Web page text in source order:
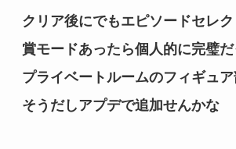
クリア後にでもエピソードセレ
賞モードあったら個人的に完璧
プライベートルームのフィギュ
そうだしアプデで追加せんかな